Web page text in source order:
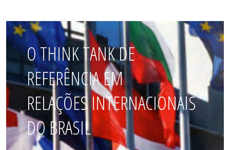
O THINK TANK DE
REFERÊNCIA EM
RELAÇÕES INTERNACIONAIS
DO BRASIL